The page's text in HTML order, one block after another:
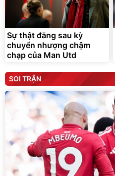
Sự thật đằng sau kỳ
chuyển nhượng chậm
chạp của Man Utd
SOI TRẬN